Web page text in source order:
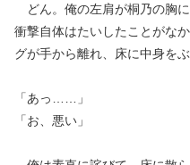
どん。俺の左肩が桐乃の胸に
衝撃自体はたいしたことがな
グが手から離れ、床に中身をぶ
「あっ……」
「お、悪い」